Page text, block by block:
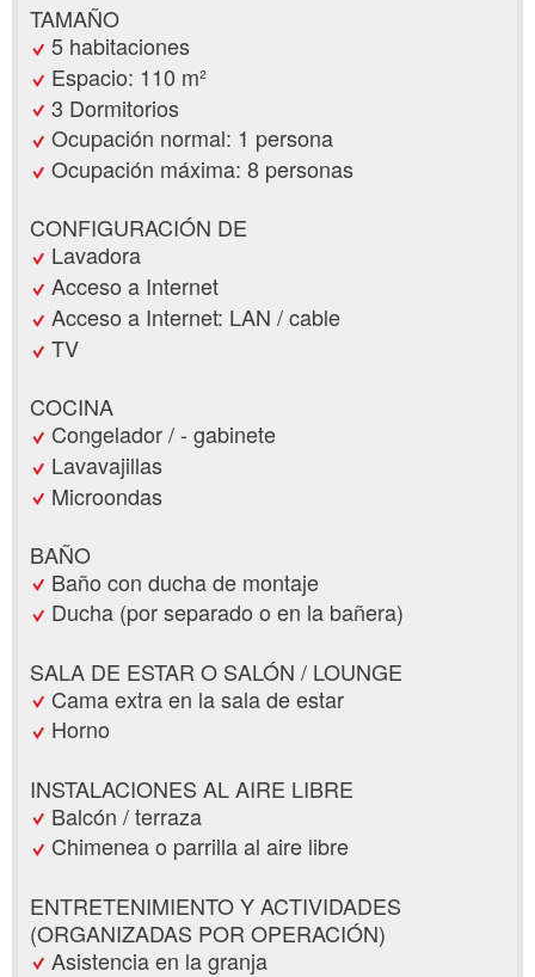
TAMAÑO
5 habitaciones
Espacio: 110 m²
3 Dormitorios
Ocupación normal: 1 persona
Ocupación máxima: 8 personas
CONFIGURACIÓN DE
Lavadora
Acceso a Internet
Acceso a Internet: LAN / cable
TV
COCINA
Congelador / - gabinete
Lavavajillas
Microondas
BAÑO
Baño con ducha de montaje
Ducha (por separado o en la bañera)
SALA DE ESTAR O SALÓN / LOUNGE
Cama extra en la sala de estar
Horno
INSTALACIONES AL AIRE LIBRE
Balcón / terraza
Chimenea o parrilla al aire libre
ENTRETENIMIENTO Y ACTIVIDADES
(ORGANIZADAS POR OPERACIÓN)
Asistencia en la granja